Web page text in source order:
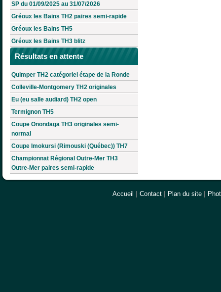
SP du 01/09/2025 au 31/07/2026
Gréoux les Bains TH2 paires semi-rapide
Gréoux les Bains TH5
Gréoux les Bains TH3 blitz
Résultats en attente
Quimper TH2 catégoriel étape de la Ronde
Colleville-Montgomery TH2 originales
Eu (eu salle audiard) TH2 open
Termignon TH5
Coupe Onondaga TH3 originales semi-
normal
Coupe Imokursi (Rimouski (Québec)) TH7
Championnat Régional Outre-Mer TH3
Outre-Mer paires semi-rapide
Accueil Contact Plan du site